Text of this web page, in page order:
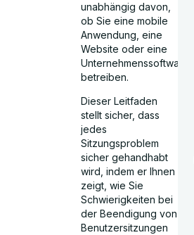
unabhängig davon,
ob Sie eine mobile
Anwendung, eine
Website oder eine
Unternehmenssoftware
betreiben.
Dieser Leitfaden
stellt sicher, dass
jedes
Sitzungsproblem
sicher gehandhabt
wird, indem er Ihnen
zeigt, wie Sie
Schwierigkeiten bei
der Beendigung von
Benutzersitzungen